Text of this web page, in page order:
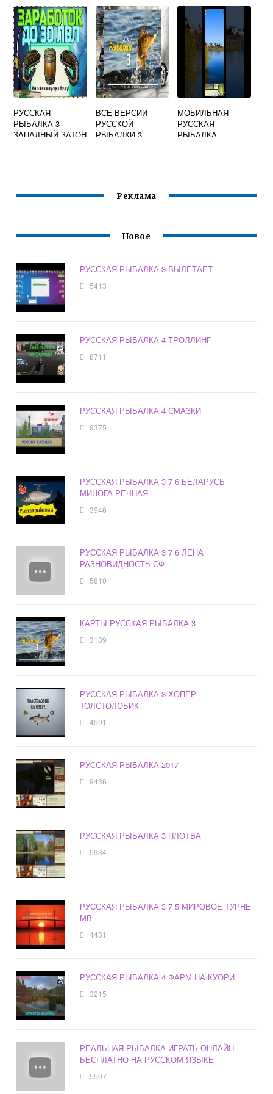
РУССКАЯ
РЫБАЛКА 3
ЗАПАДНЫЙ ЗАТОН
ВСЕ ВЕРСИИ
РУССКОЙ
РЫБАЛКИ 3
МОБИЛЬНАЯ
РУССКАЯ
РЫБАЛКА
Реклама
Новое
РУССКАЯ РЫБАЛКА 3 ВЫЛЕТАЕТ
5413
РУССКАЯ РЫБАЛКА 4 ТРОЛЛИНГ
8711
РУССКАЯ РЫБАЛКА 4 СМАЗКИ
9375
РУССКАЯ РЫБАЛКА 3 7 6 БЕЛАРУСЬ
МИНОГА РЕЧНАЯ
3946
РУССКАЯ РЫБАЛКА 3 7 6 ЛЕНА
РАЗНОВИДНОСТЬ СФ
5810
КАРТЫ РУССКАЯ РЫБАЛКА 3
3139
РУССКАЯ РЫБАЛКА 3 ХОПЕР
ТОЛСТОЛОБИК
4501
РУССКАЯ РЫБАЛКА 2017
9436
РУССКАЯ РЫБАЛКА 3 ПЛОТВА
5934
РУССКАЯ РЫБАЛКА 3 7 5 МИРОВОЕ ТУРНЕ
МВ
4431
РУССКАЯ РЫБАЛКА 4 ФАРМ НА КУОРИ
3215
РЕАЛЬНАЯ РЫБАЛКА ИГРАТЬ ОНЛАЙН
БЕСПЛАТНО НА РУССКОМ ЯЗЫКЕ
5507